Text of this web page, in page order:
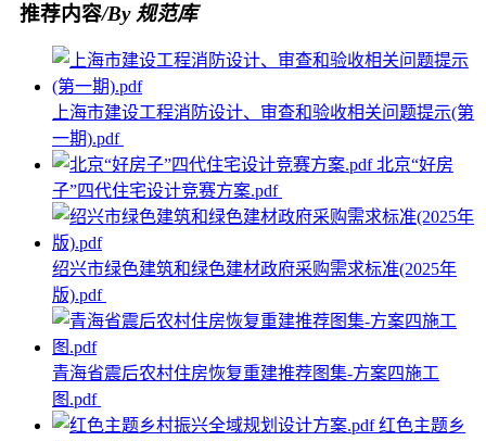
推荐内容/By 规范库
上海市建设工程消防设计、审查和验收相关问题提示(第
一期).pdf
北京“好房
子”四代住宅设计竞赛方案.pdf
绍兴市绿色建筑和绿色建材政府采购需求标准(2025年
版).pdf
青海省震后农村住房恢复重建推荐图集-方案四施工
图.pdf
红色主题乡